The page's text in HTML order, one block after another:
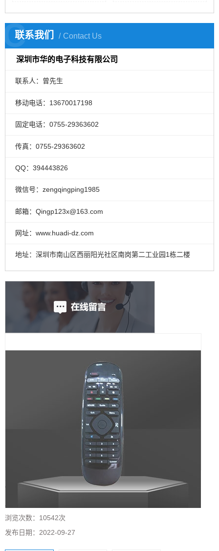
联系我们 Contact Us
C
深圳市华的电子科技有限公司
联系人：曾先生
移动电话：13670017198
固定电话：0755-29363602
传真：0755-29363602
QQ：394443826
微信号：zengqingping1985
邮箱：Qingp123x@163.com
网址：www.huadi-dz.com
地址：深圳市南山区西丽阳光社区南岗第二工业园1栋二楼
蓝牙遥控器
浏览次数： 10542次
发布日期： 2022-09-27